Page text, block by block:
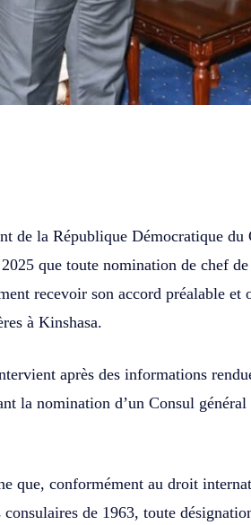
de la République Démocratique
que toute nomination de chef
recevoir son accord préalable et
à Kinshasa.
après des informations
la nomination d’un Consul
que, conformément au droit
de 1963, toute